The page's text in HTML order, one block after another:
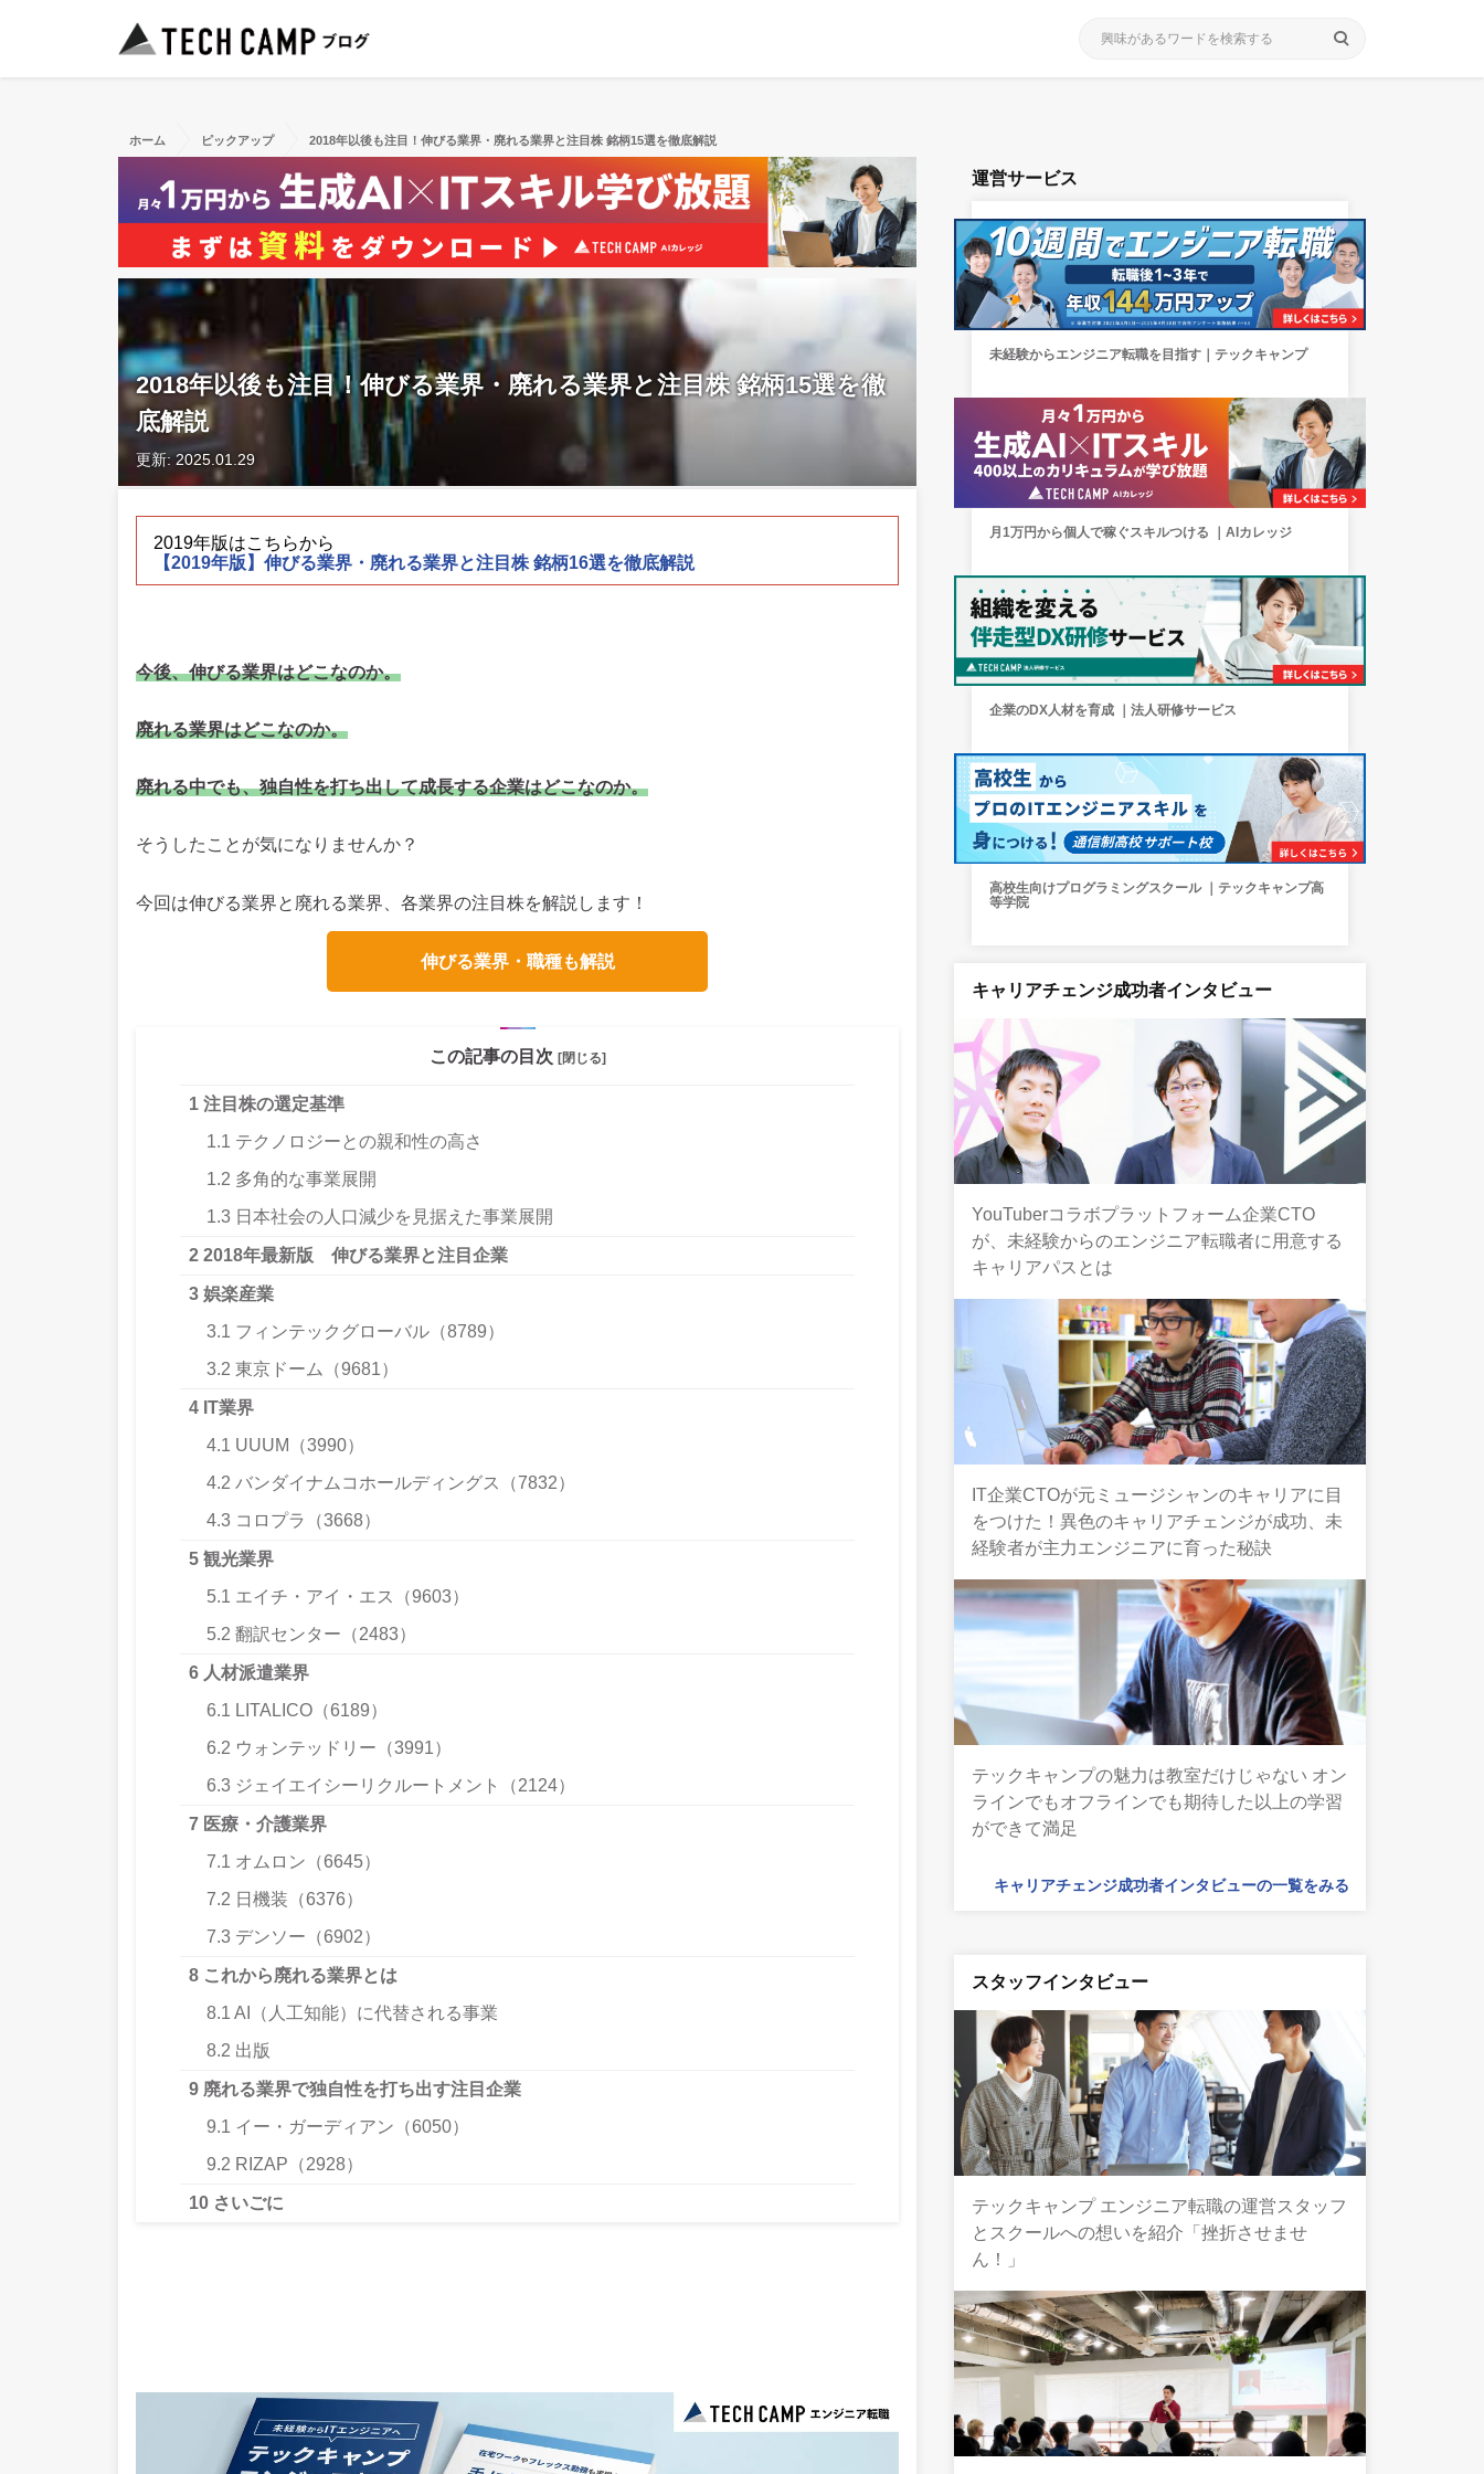
search
ホーム ピックアップ 2018年以後も注目！伸びる業界・廃れる業界と注目株 銘柄15選を徹底解説
2018年以後も注目！伸びる業界・廃れる業界と注目株 銘柄15選を徹
底解説
更新: 2025.01.29
2019年版はこちらから
【2019年版】伸びる業界・廃れる業界と注目株 銘柄16選を徹底解説
今後、伸びる業界はどこなのか。
廃れる業界はどこなのか。
廃れる中でも、独自性を打ち出して成長する企業はどこなのか。
そうしたことが気になりませんか？
今回は伸びる業界と廃れる業界、各業界の注目株を解説します！
伸びる業界・職種も解説
この記事の目次 [閉じる]
1 注目株の選定基準
1.1 テクノロジーとの親和性の高さ
1.2 多角的な事業展開
1.3 日本社会の人口減少を見据えた事業展開
2 2018年最新版 伸びる業界と注目企業
3 娯楽産業
3.1 フィンテックグローバル（8789）
3.2 東京ドーム（9681）
4 IT業界
4.1 UUUM（3990）
4.2 バンダイナムコホールディングス（7832）
4.3 コロプラ（3668）
5 観光業界
5.1 エイチ・アイ・エス（9603）
5.2 翻訳センター（2483）
6 人材派遣業界
6.1 LITALICO（6189）
6.2 ウォンテッドリー（3991）
6.3 ジェイエイシーリクルートメント（2124）
7 医療・介護業界
7.1 オムロン（6645）
7.2 日機装（6376）
7.3 デンソー（6902）
8 これから廃れる業界とは
8.1 AI（人工知能）に代替される事業
8.2 出版
9 廃れる業界で独自性を打ち出す注目企業
9.1 イー・ガーディアン（6050）
9.2 RIZAP（2928）
10 さいごに
運営サービス
未経験からエンジニア転職を目指す｜テックキャンプ
月1万円から個人で稼ぐスキルつける ｜AIカレッジ
企業のDX人材を育成 ｜法人研修サービス
高校生向けプログラミングスクール ｜テックキャンプ高
等学院
キャリアチェンジ成功者インタビュー
YouTuberコラボプラットフォーム企業CTO
が、未経験からのエンジニア転職者に用意する
キャリアパスとは
IT企業CTOが元ミュージシャンのキャリアに目
をつけた！異色のキャリアチェンジが成功、未
経験者が主力エンジニアに育った秘訣
テックキャンプの魅力は教室だけじゃない オン
ラインでもオフラインでも期待した以上の学習
ができて満足
キャリアチェンジ成功者インタビューの一覧をみる
スタッフインタビュー
テックキャンプ エンジニア転職の運営スタッフ
とスクールへの想いを紹介「挫折させませ
ん！」